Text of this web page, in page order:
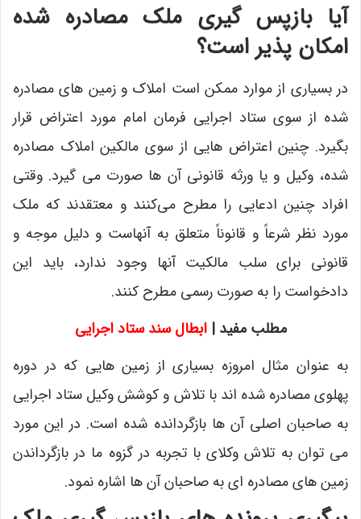
آیا بازپس گیری ملک مصادره شده
امکان پذیر است؟
در بسیاری از موارد ممکن است املاک و زمین های مصادره
شده از سوی ستاد اجرایی فرمان امام مورد اعتراض قرار
بگیرد. چنین اعتراض هایی از سوی مالکین املاک مصادره
شده، وکیل و یا ورثه قانونی آن ها صورت می‌ گیرد. وقتی
افراد چنین ادعایی را مطرح می‌کنند و معتقدند که ملک
مورد نظر شرعاً و قانوناً متعلق به آنهاست و دلیل موجه و
قانونی برای سلب مالکیت آنها وجود ندارد، باید این
دادخواست را به صورت رسمی مطرح کنند.
مطلب مفید |ابطال سند ستاد اجرایی
به عنوان مثال امروزه بسیاری از زمین هایی که در دوره
پهلوی مصادره شده اند با تلاش و کوشش وکیل ستاد اجرایی
به صاحبان اصلی آن ها بازگردانده شده است. در این مورد
می توان به تلاش وکلای با تجربه در گزوه ما در بازگرداندن
زمین های مصادره ای به صاحبان آن ها اشاره نمود.